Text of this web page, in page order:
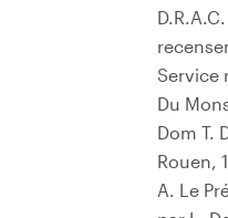
Service
Du
Dom T.
Rouen,
A. Le